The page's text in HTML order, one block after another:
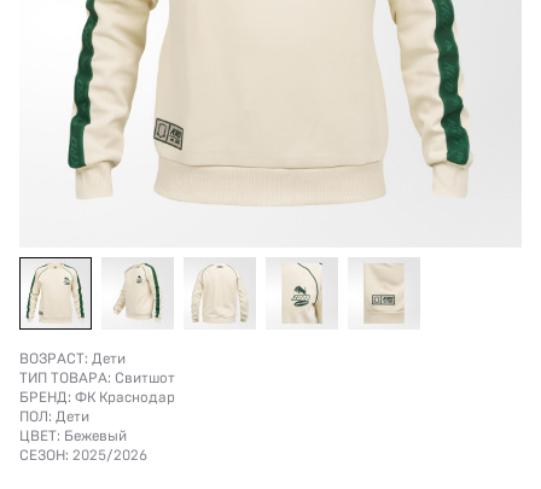
ВОЗРАСТ: Дети
ТИП ТОВАРА: Свитшот
БРЕНД: ФК Краснодар
ПОЛ: Дети
ЦВЕТ: Бежевый
СЕЗОН: 2025/2026